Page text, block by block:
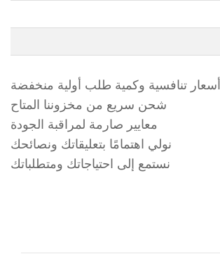
أسعار تنافسية وكمية طلب أولية منخفضة
شحن سريع من مخزوننا المتاح
معايير صارمة لمراقبة الجودة
نولي اهتمامًا بتعليقاتك ونصائحك
نستمع إلى احتياجاتك ومتطلباتك